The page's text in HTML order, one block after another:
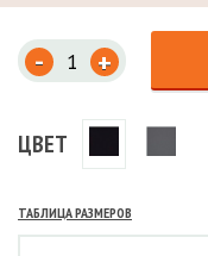
- +
ЦВЕТ
ТАБЛИЦА РАЗМЕРОВ